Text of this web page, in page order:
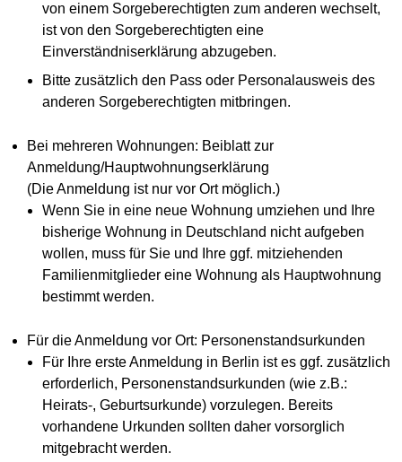
von einem Sorgeberechtigten zum anderen wechselt,
ist von den Sorgeberechtigten eine
Einverständniserklärung abzugeben.
Bitte zusätzlich den Pass oder Personalausweis des
anderen Sorgeberechtigten mitbringen.
Bei mehreren Wohnungen: Beiblatt zur
Anmeldung/Hauptwohnungserklärung
(Die Anmeldung ist nur vor Ort möglich.)
Wenn Sie in eine neue Wohnung umziehen und Ihre
bisherige Wohnung in Deutschland nicht aufgeben
wollen, muss für Sie und Ihre ggf. mitziehenden
Familienmitglieder eine Wohnung als Hauptwohnung
bestimmt werden.
Für die Anmeldung vor Ort: Personenstandsurkunden
Für Ihre erste Anmeldung in Berlin ist es ggf. zusätzlich
erforderlich, Personenstandsurkunden (wie z.B.:
Heirats-, Geburtsurkunde) vorzulegen. Bereits
vorhandene Urkunden sollten daher vorsorglich
mitgebracht werden.